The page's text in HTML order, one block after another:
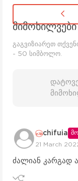
გაგვიზიარეთ
- 50 სიმბოლო.
chifuia
21 March
ძალიან კარგად